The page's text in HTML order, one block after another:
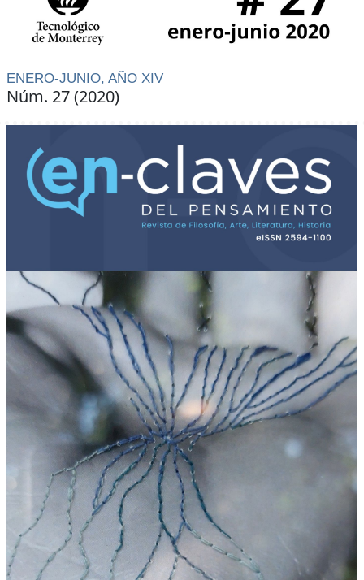
ENERO-JUNIO, AÑO XIV
Núm. 27 (2020)